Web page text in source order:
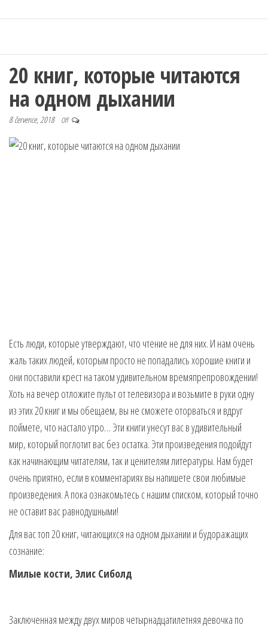
20 книг, которые читаются
на одном дыхании
8 července, 2018 Off
Есть люди, которые утверждают, что чтение не для них. И нам очень
жаль таких людей, которым просто не попадались хорошие книги и
они поставили крест на таком удивительном времяпрепровождении!
Хоть на вечер отложите пульт от телевизора и возьмите в руки одну
из этих 20 книг и мы обещаем, вы не сможете оторваться и вдруг
поймете, что настало утро… Эти книги унесут вас в удивительный
мир, который поглотит вас без остатка. Эти произведения подойдут
как начинающим читателям, так и ценителям литературы. Нам будет
очень приятно, если в комментариях вы напишете свои любимые
произведения. А пока ознакомьтесь с нашим списком, который точно
не оставит вас равнодушными!
Для вас топ 20 книг, читающихся на одном дыхании и будоражащих
сознание:
Милые кости, Элис Сиболд
Заключенная между двух миров четырнадцатилетняя девочка по